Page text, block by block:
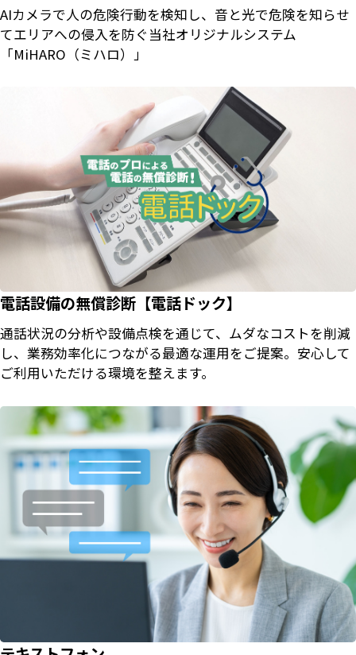
AIカメラで人の危険行動を検知し、音と光で危険を知らせ
てエリアへの侵入を防ぐ当社オリジナルシステム
「MiHARO（ミハロ）」
電話設備の無償診断【電話ドック】
通話状況の分析や設備点検を通じて、ムダなコストを削減
し、業務効率化につながる最適な運用をご提案。安心して
ご利用いただける環境を整えます。